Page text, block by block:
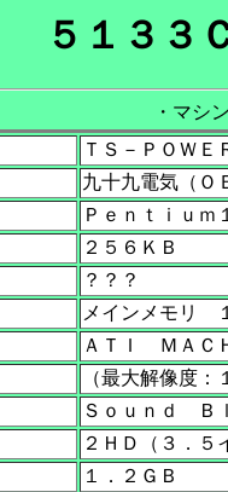
５１３３
・マシ
ＴＳ－ＰＯＷ
九十九電気（Ｏ
Ｐｅｎｔｉｕｍ
２５６ＫＢ
？？？
メインメモリ
ＡＴＩ ＭＡＣ
（最大解像度
Ｓｏｕｎｄ Ｂ
２ＨＤ（３．５
１．２ＧＢ